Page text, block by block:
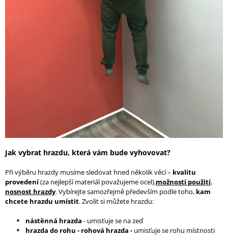
Jak vybrat hrazdu, která vám bude vyhovovat?
Při výběru hrazdy musíme sledovat hned několik věcí – kvalitu
provedení(za nejlepší materiál považujeme ocel),možnosti použití,
nosnost hrazdy. Vybírejte samozřejmě především podle toho, kam
chcete hrazdu umístit. Zvolit si můžete hrazdu:
nástěnná hrazda - umisťuje se na zeď
hrazda do rohu - rohová hrazda - umisťuje se rohu místnosti